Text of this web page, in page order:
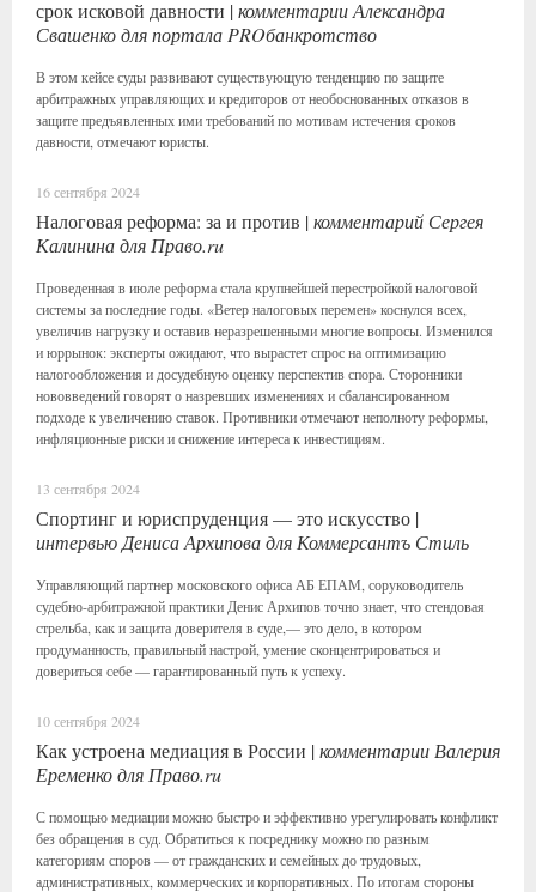
срок исковой давности |комментарии Александра
Свашенко для портала PROбанкротство
В этом кейсе суды развивают существующую тенденцию по защите
арбитражных управляющих и кредиторов от необоснованных отказов в
защите предъявленных ими требований по мотивам истечения сроков
давности, отмечают юристы.
16 сентября 2024
Налоговая реформа: за и против |комментарий Сергея
Калинина для Право.ru
Проведенная в июле реформа стала крупнейшей перестройкой налоговой
системы за последние годы. «Ветер налоговых перемен» коснулся всех,
увеличив нагрузку и оставив неразрешенными многие вопросы. Изменился
и юррынок: эксперты ожидают, что вырастет спрос на оптимизацию
налогообложения и досудебную оценку перспектив спора. Сторонники
нововведений говорят о назревших изменениях и сбалансированном
подходе к увеличению ставок. Противники отмечают неполноту реформы,
инфляционные риски и снижение интереса к инвестициям.
13 сентября 2024
Спортинг и юриспруденция — это искусство |
интервью Дениса Архипова для Коммерсантъ Стиль
Управляющий партнер московского офиса АБ ЕПАМ, соруководитель
судебно-арбитражной практики Денис Архипов точно знает, что стендовая
стрельба, как и защита доверителя в суде,— это дело, в котором
продуманность, правильный настрой, умение сконцентрироваться и
довериться себе — гарантированный путь к успеху.
10 сентября 2024
Как устроена медиация в России |комментарии Валерия
Еременко для Право.ru
С помощью медиации можно быстро и эффективно урегулировать конфликт
без обращения в суд. Обратиться к посреднику можно по разным
категориям споров — от гражданских и семейных до трудовых,
административных, коммерческих и корпоративных. По итогам стороны